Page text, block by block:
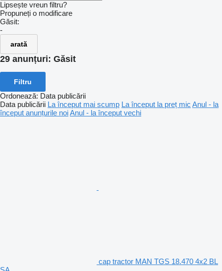
Lipsește vreun filtru?
Propuneți o modificare
Găsit:
-
arată
29 anunțuri: Găsit
Filtru
Ordonează: Data publicării
Data publicării La început mai scump La început la preț mic Anul - la
început anunțurile noiAnul - la început vechi
cap tractor MAN TGS 18.470 4x2 BL